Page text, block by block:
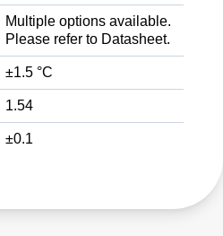
Multiple options available.
Please refer to Datasheet.
±1.5 °C
1.54
±0.1